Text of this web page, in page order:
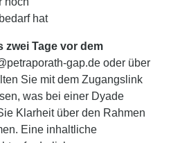
hat
zwei Tage vor dem
gap.de oder über
Sie mit dem Zugangslink
was bei einer Dyade
Klarheit über den Rahmen
Eine inhaltliche